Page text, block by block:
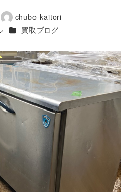
著
者
chubo-kaitori
カテゴリー
買取ブログ